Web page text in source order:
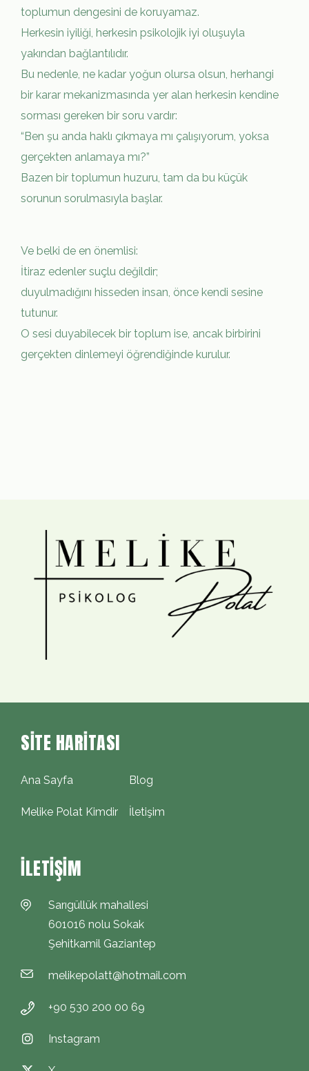
toplumun dengesini de koruyamaz.
Herkesin iyiliği, herkesin psikolojik iyi oluşuyla
yakından bağlantılıdır.
Bu nedenle, ne kadar yoğun olursa olsun, herhangi
bir karar mekanizmasında yer alan herkesin kendine
sorması gereken bir soru vardır:
“Ben şu anda haklı çıkmaya mı çalışıyorum, yoksa
gerçekten anlamaya mı?”
Bazen bir toplumun huzuru, tam da bu küçük
sorunun sorulmasıyla başlar.
Ve belki de en önemlisi:
İtiraz edenler suçlu değildir;
duyulmadığını hisseden insan, önce kendi sesine
tutunur.
O sesi duyabilecek bir toplum ise, ancak birbirini
gerçekten dinlemeyi öğrendiğinde kurulur.
SITE HARITASI
Ana Sayfa
Melike Polat Kimdir
Blog
İletişim
İLETIŞIM
Sarıgüllük mahallesi
601016 nolu Sokak
Şehitkamil Gaziantep
melikepolatt@hotmail.com
+90 530 200 00 69
Instagram